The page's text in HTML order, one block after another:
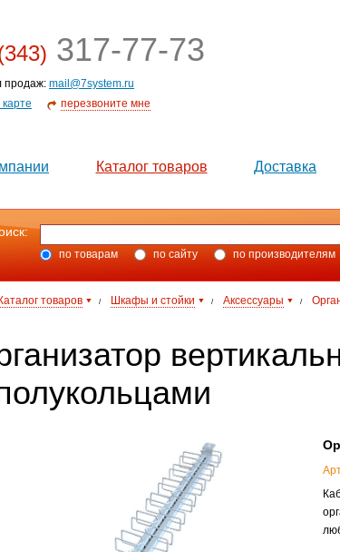
317-77-73
продаж: mail@7system.ru
перезвоните мне
Каталог товаров Доставка
по товарам по сайту по производителям
Каталог товаров / Шкафы и стойки / Аксессуары /